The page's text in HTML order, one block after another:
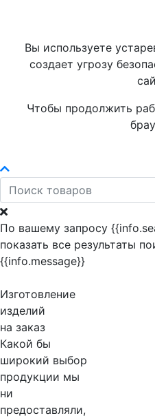
Вы используете
создает угрозу
Чтобы продолжить
По вашему запросу
показать все результаты
{{info.message}}
Изготовление
изделий
на заказ
Какой бы
широкий выбор
продукции мы
ни
предоставляли,